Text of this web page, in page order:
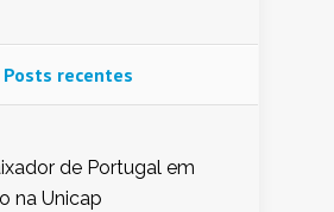
Posts recentes
de Portugal em
na Unicap